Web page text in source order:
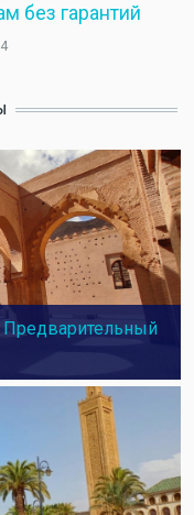
без гарантий
Предварительный